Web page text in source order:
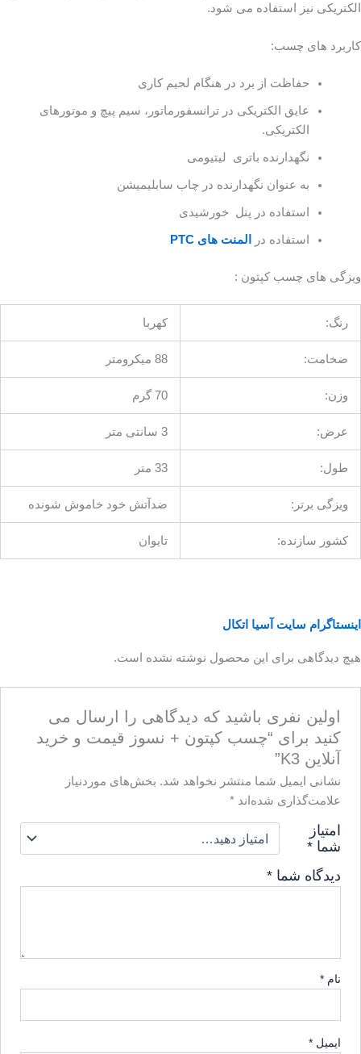
الکتریکی نیز استفاده می شود.
کاربرد های چسب:
حفاظت از برد در هنگام لحیم کاری
عایق الکتریکی در ترانسفورماتور، سیم پیچ و موتورهای
الکتریکی.
نگهدارنده باتری لیتیومی
به عنوان نگهدارنده در چاب سابلیمیشن
استفاده در پنل خورشیدی
استفاده در المنت های PTC
ویزگی های چسب کپتون :
رنگ: کهربا
ضخامت: 88 میکرومتر
وزن: 70 گرم
عرض: 3 سانتی متر
طول: 33 متر
ویزگی برتر: ضدآتش خود خاموش شونده
کشور سازنده: تایوان
اینستاگرام سایت آسیا اتکال
هیچ دیدگاهی برای این محصول نوشته نشده است.
اولین نفری باشید که دیدگاهی را ارسال می
کنید برای “چسب کپتون + نسوز قیمت و خرید
آنلاین K3”
نشانی ایمیل شما منتشر نخواهد شد. بخش‌های موردنیاز
علامت‌گذاری شده‌اند*
امتیاز
شما*
دیدگاه شما*
نام*
ایمیل*